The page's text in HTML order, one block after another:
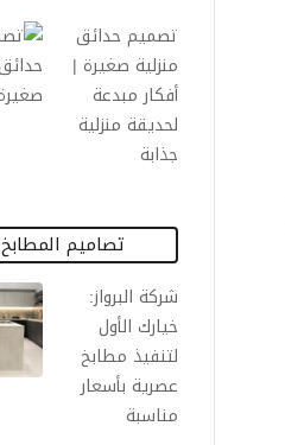
تصميم حدائق
منزلية صغيرة |
أفكار مبدعة
لحديقة منزلية
جذابة
تصاميم المطابخ
شركة البرواز:
خيارك الأول
لتنفيذ مطابخ
عصرية بأسعار
مناسبة